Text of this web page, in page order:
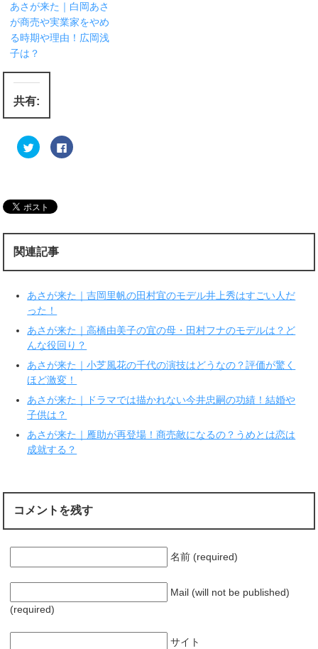
あさが来た｜白岡あさ
が商売や実業家をやめ
る時期や理由！広岡浅
子は？
共有:
ク
リ
w
i
e
r
で
有
新
し
い
ウ
ン
ド
ウ
開
き
ま
)
F
a
す
ク
ッ
ク
く
だ
さ
い
新
し
い
ィ
ン
で
開
き
関連記事
あさが来た｜吉岡里帆の田村宜のモデル井上秀はすごい人だ
った！
あさが来た｜高橋由美子の宜の母・田村フナのモデルは？ど
んな役回り？
あさが来た｜小芝風花の千代の演技はどうなの？評価が驚く
ほど激変！
あさが来た｜ドラマでは描かれない今井忠嗣の功績！結婚や
子供は？
あさが来た｜雁助が再登場！商売敵になるの？うめとは恋は
成就する？
コメントを残す
名前 (required)
Mail (will not be published)
(required)
サイト